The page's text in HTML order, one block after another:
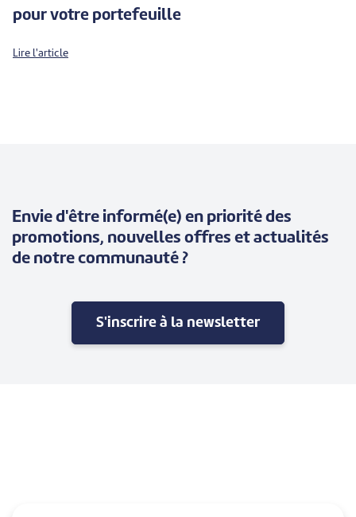
pour votre portefeuille
Lire l'article
Envie d'être informé(e) en priorité des
promotions, nouvelles offres et actualités
de notre communauté ?
S'inscrire à la newsletter